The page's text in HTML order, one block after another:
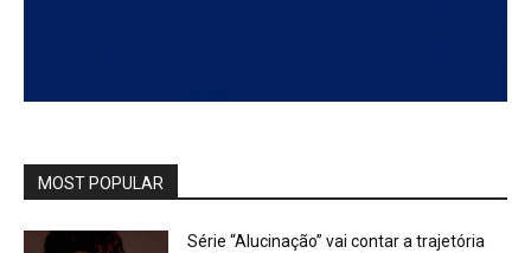
MOST POPULAR
Série “Alucinação” vai contar a trajetória